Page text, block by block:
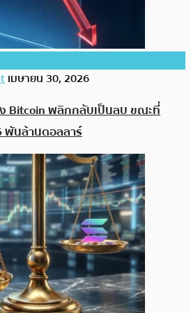
เมษายน 30, 2026
Bitcoin พลิกกลับเป็นลบ ขณะที่
พันล้านดอลลาร์